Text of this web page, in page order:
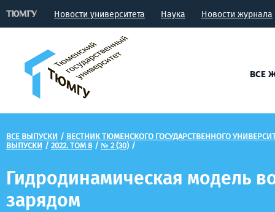
Новости университета Наука Новости журнала
ВСЕ
ВСЕ ВЫПУСКИ / ВЕСТНИК ТЮМЕНСКОГО ГОСУДАРСТВЕННОГО
ВЫПУСКИ / 2022. ТОМ 8 / № 2 (30) /
Гидродинамическая модель
зарядом